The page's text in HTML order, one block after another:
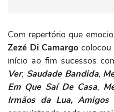
Com repertório que
Zezé Di Camargo
início ao fim sucessos
Ver, Saudade Bandida,
Em Que Saí De Casa,
Irmãos da Lua, Amigos